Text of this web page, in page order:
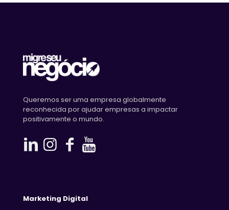
Queremos ser uma empresa globalmente
reconhecida por ajudar empresas a impactar
positivamente o mundo.
Marketing Digital